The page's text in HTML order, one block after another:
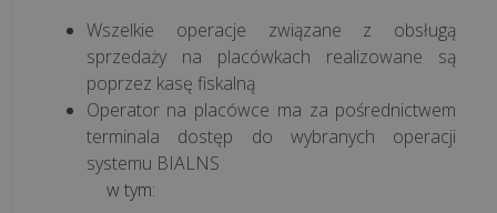
OPROGRAMOWANIUWszelkie operacje związane z obsługą
sprzedaży na placówkach realizowane są
poprzez kasę fiskalną
Operator na placówce ma za pośrednictwem
terminala dostęp do wybranych operacji
systemu BIALNS
w tym: